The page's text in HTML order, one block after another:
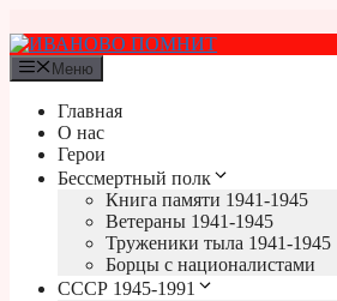
к
содержимому
Меню
Главная
О нас
Герои
Бессмертный полк
Книга памяти 1941-1945
Ветераны 1941-1945
Труженики тыла 1941-1945
Борцы с националистами
СССР 1945-1991